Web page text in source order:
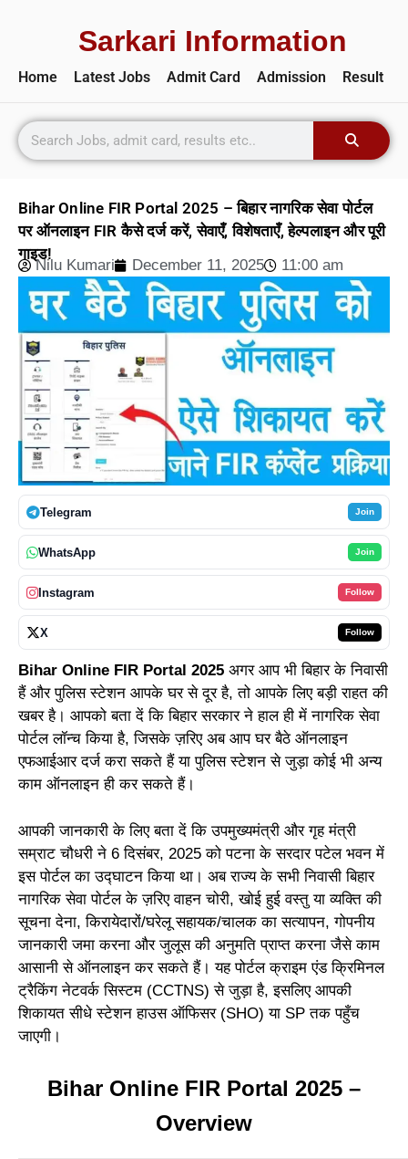
Sarkari Information
Home Latest Jobs Admit Card Admission Result
Bihar Online FIR Portal 2025 – बिहार नागरिक सेवा पोर्टल
पर ऑनलाइन FIR कैसे दर्ज करें, सेवाएँ, विशेषताएँ, हेल्पलाइन और पूरी
गाइड!
Nilu Kumari December 11, 2025 11:00 am
Telegram Join
WhatsApp Join
Instagram Follow
X Follow
Bihar Online FIR Portal 2025 अगर आप भी बिहार के निवासी
हैं और पुलिस स्टेशन आपके घर से दूर है, तो आपके लिए बड़ी राहत की
खबर है। आपको बता दें कि बिहार सरकार ने हाल ही में नागरिक सेवा
पोर्टल लॉन्च किया है, जिसके ज़रिए अब आप घर बैठे ऑनलाइन
एफआईआर दर्ज करा सकते हैं या पुलिस स्टेशन से जुड़ा कोई भी अन्य
काम ऑनलाइन ही कर सकते हैं।
आपकी जानकारी के लिए बता दें कि उपमुख्यमंत्री और गृह मंत्री
सम्राट चौधरी ने 6 दिसंबर, 2025 को पटना के सरदार पटेल भवन में
इस पोर्टल का उद्घाटन किया था। अब राज्य के सभी निवासी बिहार
नागरिक सेवा पोर्टल के ज़रिए वाहन चोरी, खोई हुई वस्तु या व्यक्ति की
सूचना देना, किरायेदारों/घरेलू सहायक/चालक का सत्यापन, गोपनीय
जानकारी जमा करना और जुलूस की अनुमति प्राप्त करना जैसे काम
आसानी से ऑनलाइन कर सकते हैं। यह पोर्टल क्राइम एंड क्रिमिनल
ट्रैकिंग नेटवर्क सिस्टम (CCTNS) से जुड़ा है, इसलिए आपकी
शिकायत सीधे स्टेशन हाउस ऑफिसर (SHO) या SP तक पहुँच
जाएगी।
Bihar Online FIR Portal 2025 –
Overview